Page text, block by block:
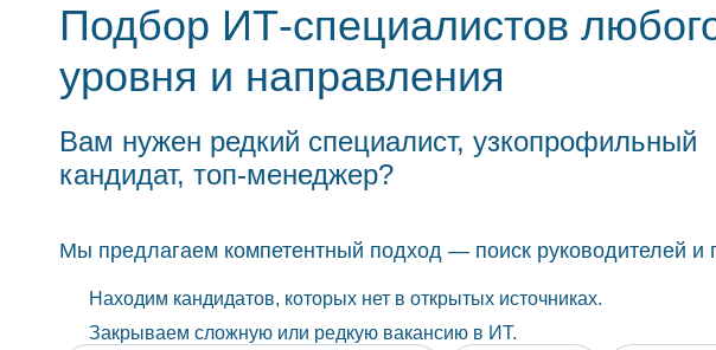
Подбор ИТ-специалистов
уровня и направления
Вам нужен редкий специалист, узкопрофильный
кандидат, топ-менеджер?
Мы предлагаем компетентный подход — поиск руководителей и
Находим кандидатов, которых нет в открытых источниках.
Закрываем сложную или редкую вакансию в ИТ.